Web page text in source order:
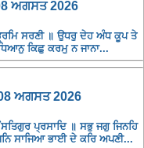
ਅਗਸਤ 2026
ਸਰਣੀ ॥ ਉਧਰੁ ਦੇਹ ਅੰਧ ਕੂਪ ਤੇ
ਕਿਛੁ ਕਰਮੁ ਨ ਜਾਨਾ...
ਅਗਸਤ 2026
ਪ੍ਰਸਾਦਿ ॥ ਸਭੁ ਜਗੁ ਜਿਨਹਿ
ਸਾਜਿਆ ਭਾਈ ਦੇ ਕਰਿ ਅਪਣੀ...